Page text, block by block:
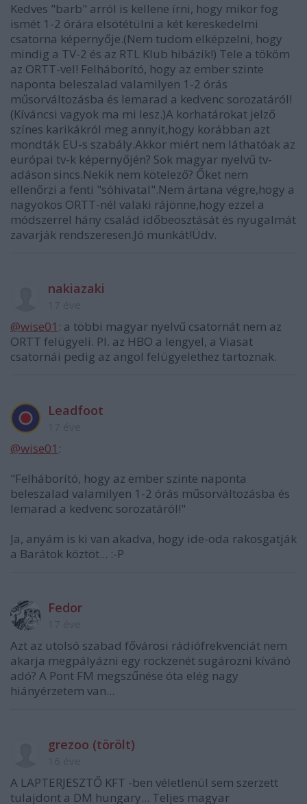
Kedves "barb" arról is kellene írni, hogy mikor fog
ismét 1-2 órára elsötétülni a két kereskedelmi
csatorna képernyője.(Nem tudom elképzelni, hogy
mindig a TV-2 és az RTL Klub hibázik!) Tele a tököm
az ORTT-vel! Felháborító, hogy az ember szinte
naponta beleszalad valamilyen 1-2 órás
műsorváltozásba és lemarad a kedvenc sorozatáról!
(Kíváncsi vagyok ma mi lesz.)A korhatárokat jelző
színes karikákról meg annyit,hogy korábban azt
mondták EU-s szabály.Akkor miért nem láthatóak az
európai tv-k képernyőjén? Sok magyar nyelvű tv-
adáson sincs.Nekik nem kötelező? Őket nem
ellenőrzi a fenti "sóhivatal".Nem ártana végre,hogy a
nagyokos ORTT-nél valaki rájönne,hogy ezzel a
módszerrel hány család időbeosztását és nyugalmát
zavarják rendszeresen.Jó munkát!Üdv.
nakiazaki
@wise01 : a többi magyar nyelvű csatornát nem az
ORTT felügyeli. Pl. az HBO a lengyel, a Viasat
csatornái pedig az angol felügyelethez tartoznak.
Leadfoot
@wise01 :
"Felháborító, hogy az ember szinte naponta
beleszalad valamilyen 1-2 órás műsorváltozásba és
lemarad a kedvenc sorozatáról!"
Ja, anyám is ki van akadva, hogy ide-oda rakosgatják
a Barátok köztöt... :-P
Fedor
Azt az utolsó szabad fővárosi rádiófrekvenciát nem
akarja megpályázni egy rockzenét sugározni kívánó
adó? A Pont FM megszűnése óta elég nagy
hiányérzetem van...
grezoo (törölt)
A LAPTERJESZTŐ KFT -ben véletlenül sem szerzett
tulajdont a DM hungary... Teljes magyar